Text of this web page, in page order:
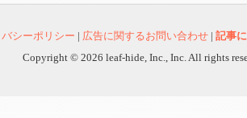
シーポリシー | 広告に関するお問い合わせ | 記事
Copyright © 2026 leaf-hide, Inc., Inc. All rights